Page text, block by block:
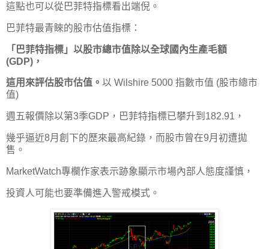
這點也可以從巴菲特指標看出端倪。
巴菲特最青睞的股市估值指標：
「巴菲特指標」以股市總市值除以全球國內生產毛額
(GDP)，
這用來評估股市估值。 以 Wilshire 5000 指數市值 (股市總市
值)
週五報價除以第3季GDP，巴菲特指標已攀升到182.91，
幾乎逼近8月創下的歷來最高紀錄，而股市曾在9月初遭拋
售。
MarketWatch專欄作家表示跡象顯示市場內部人態度謹慎，
投資人可能也要準備進入警戒模式。